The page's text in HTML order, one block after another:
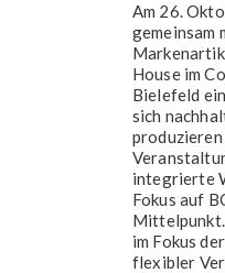
Am 26.
gemeinsam
House im
Bielefeld
sich
integrierte
Fokus auf
im Fokus
flexibler